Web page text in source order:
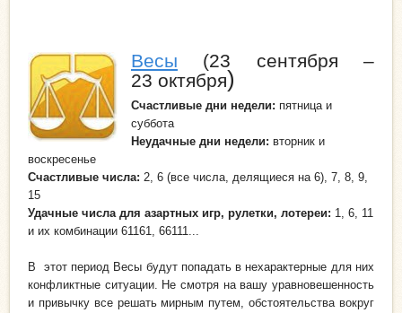
Весы (23 сентября –
23 октября)
Счастливые дни недели: пятница и
суббота
Неудачные дни недели: вторник и
воскресенье
Счастливые числа: 2, 6 (все числа, делящиеся на 6), 7, 8, 9,
15
Удачные числа для азартных игр, рулетки, лотереи: 1, 6, 11
и их комбинации 61161, 66111...
В этот период Весы будут попадать в нехарактерные для них
конфликтные ситуации. Не смотря на вашу уравновешенность
и привычку все решать мирным путем, обстоятельства вокруг